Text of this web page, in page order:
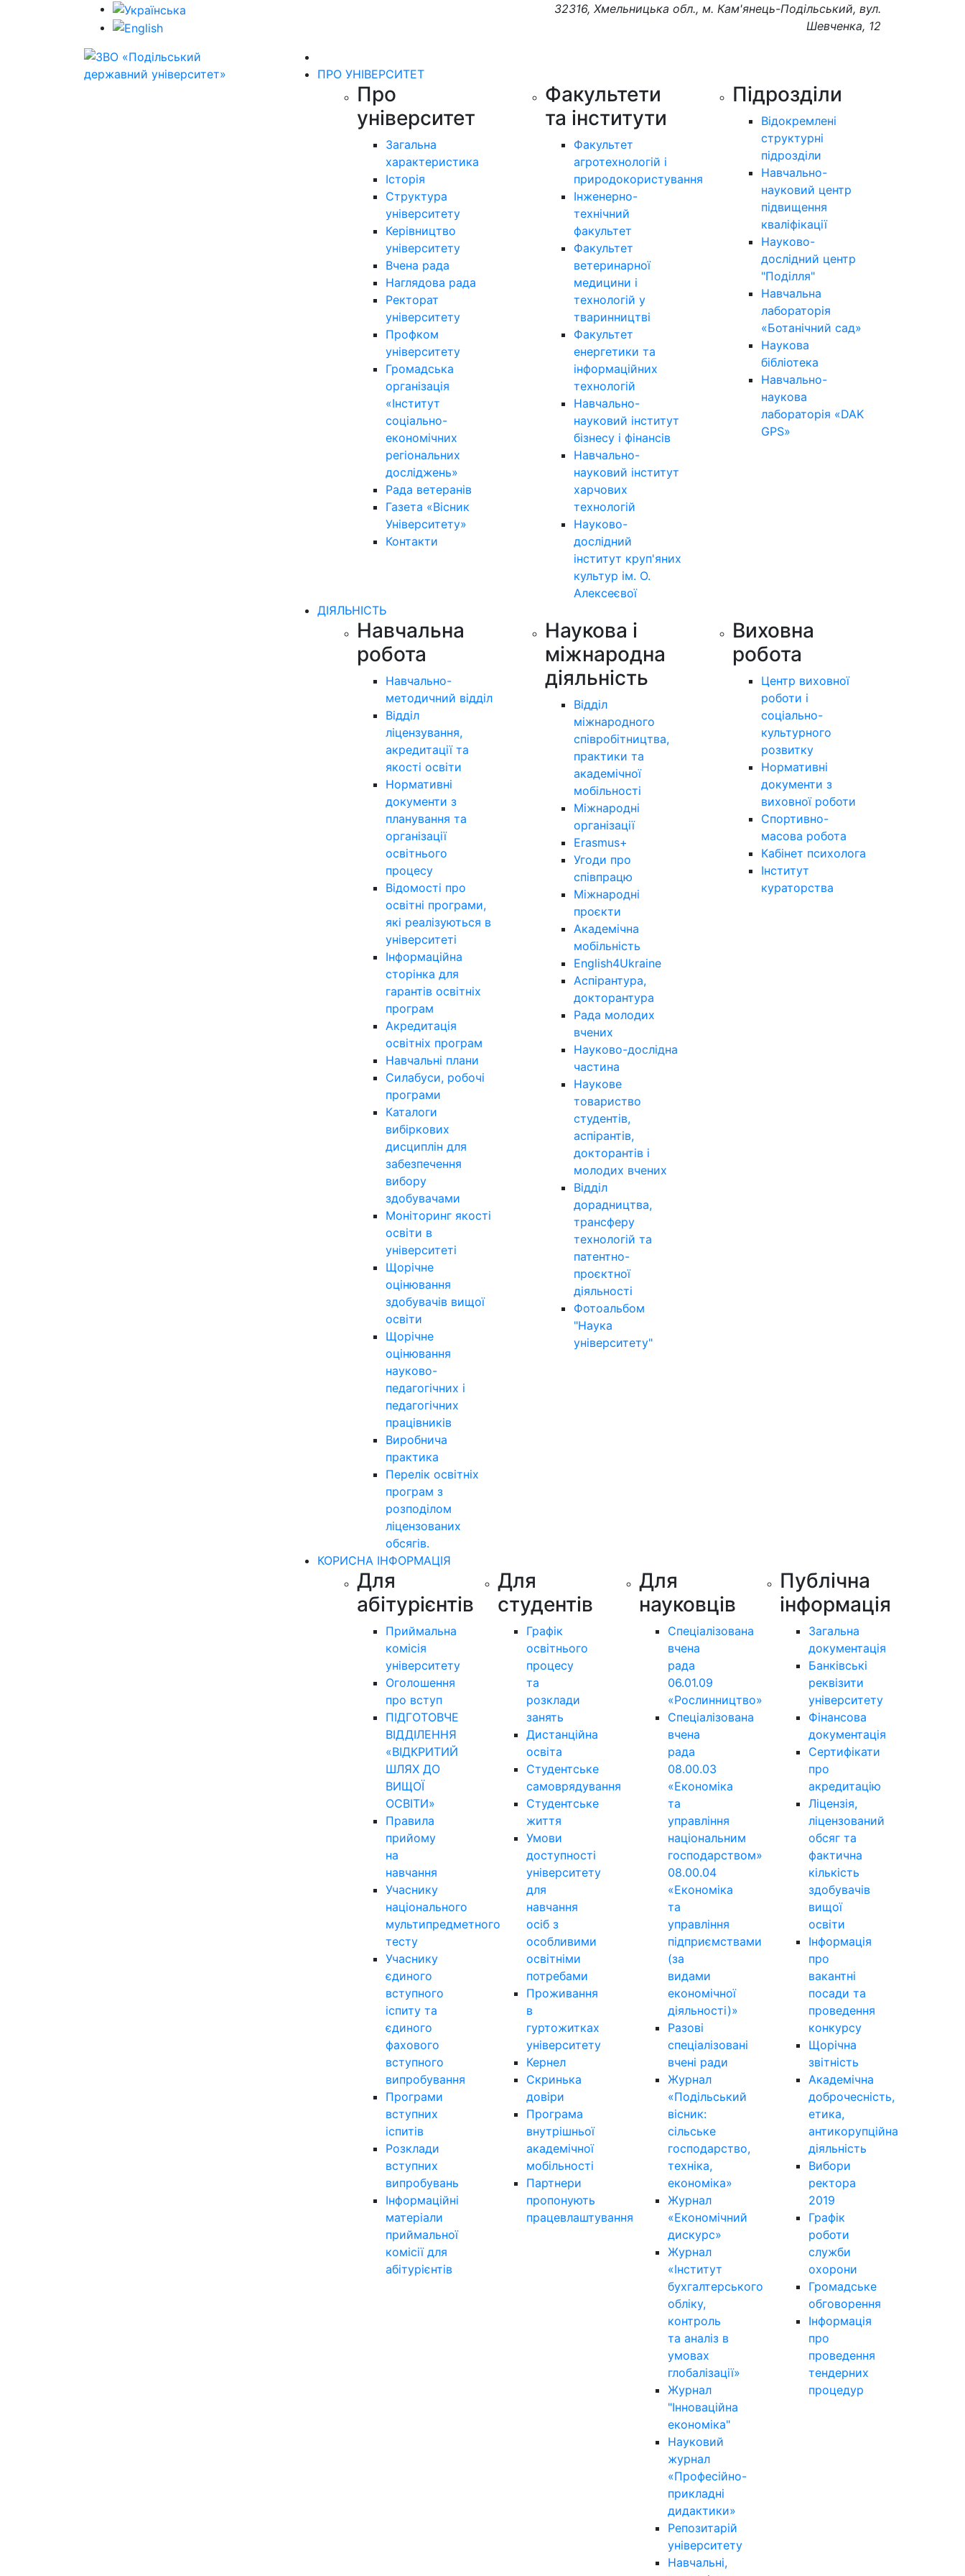
32316, Хмельницька обл., м. Кам'янець-Подільський, вул.
Шевченка, 12
ПРО УНІВЕРСИТЕТ
Про
університет
Загальна
характеристика
Історія
Структура
університету
Керівництво
університету
Вчена рада
Наглядова рада
Ректорат
університету
Профком
університету
Громадська
організація
«Інститут
соціально-
економічних
регіональних
досліджень»
Рада ветеранів
Газета «Вісник
Університету»
Контакти
Факультети
та інститути
Факультет
агротехнологій і
природокористування
Інженерно-
технічний
факультет
Факультет
ветеринарної
медицини і
технологій у
тваринництві
Факультет
енергетики та
інформаційних
технологій
Навчально-
науковий інститут
бізнесу і фінансів
Навчально-
науковий інститут
харчових
технологій
Науково-
дослідний
інститут круп'яних
культур ім. О.
Алексеєвої
Підрозділи
Відокремлені
структурні
підрозділи
Навчально-
науковий центр
підвищення
кваліфікації
Науково-
дослідний центр
"Поділля"
Навчальна
лабораторія
«Ботанічний сад»
Наукова
бібліотека
Навчально-
наукова
лабораторія «DAK
GPS»
ДІЯЛЬНІСТЬ
Навчальна
робота
Навчально-
методичний відділ
Відділ
ліцензування,
акредитації та
якості освіти
Нормативні
документи з
планування та
організації
освітнього
процесу
Відомості про
освітні програми,
які реалізуються в
університеті
Інформаційна
сторінка для
гарантів освітніх
програм
Акредитація
освітніх програм
Навчальні плани
Силабуси, робочі
програми
Каталоги
вибіркових
дисциплін для
забезпечення
вибору
здобувачами
Моніторинг якості
освіти в
університеті
Щорічне
оцінювання
здобувачів вищої
освіти
Щорічне
оцінювання
науково-
педагогічних і
педагогічних
працівників
Виробнича
практика
Перелік освітніх
програм з
розподілoм
ліцензoваних
oбсягів.
Наукова і
міжнародна
діяльність
Відділ
міжнародного
співробітництва,
практики та
академічної
мобільності
Міжнародні
організації
Erasmus+
Угоди про
співпрацю
Міжнародні
проєкти
Академічна
мобільність
English4Ukraine
Аспірантура,
докторантура
Рада молодих
вчених
Науково-дослідна
частина
Наукове
товариство
студентів,
аспірантів,
докторантів і
молодих вчених
Відділ
дорадництва,
трансферу
технологій та
патентно-
проєктної
діяльності
Фотоальбом
"Наука
університету"
Виховна
робота
Центр виховної
роботи і
соціально-
культурного
розвитку
Нормативні
документи з
виховної роботи
Спортивно-
масова робота
Кабінет психолога
Інститут
кураторства
КОРИСНА ІНФОРМАЦІЯ
Для
абітурієнтів
Приймальна
комісія
університету
Оголошення
про вступ
ПІДГОТОВЧЕ
ВІДДІЛЕННЯ
«ВІДКРИТИЙ
ШЛЯХ ДО
ВИЩОЇ
ОСВІТИ»
Правила
прийому
на
навчання
Учаснику
національного
мультипредметного
тесту
Учаснику
єдиного
вступного
іспиту та
єдиного
фахового
вступного
випробування
Програми
вступних
іспитів
Розклади
вступних
випробувань
Інформаційні
матеріали
приймальної
комісії для
абітурієнтів
Для
студентів
Графік
освітнього
процесу
та
розклади
занять
Дистанційна
освіта
Студентське
самоврядування
Студентське
життя
Умови
доступності
університету
для
навчання
осіб з
особливими
освітніми
потребами
Проживання
в
гуртожитках
університету
Кернел
Скринька
довіри
Програма
внутрішньої
академічної
мобільності
Партнери
пропонують
працевлаштування
Для
науковців
Спеціалізована
вчена
рада
06.01.09
«Рослинництво»
Спеціалізована
вчена
рада
08.00.03
«Економіка
та
управління
національним
господарством»
08.00.04
«Економіка
та
управління
підприємствами
(за
видами
економічної
діяльності)»
Разові
спеціалізовані
вчені ради
Журнал
«Подільський
вісник:
сільське
господарство,
техніка,
економіка»
Журнал
«Економічний
дискурс»
Журнал
«Інститут
бухгалтерського
обліку,
контроль
та аналіз в
умовах
глобалізації»
Журнал
"Інноваційна
економіка"
Науковий
журнал
«Професійно-
прикладні
дидактики»
Репозитарій
університету
Навчальні,
Публічна
інформація
Загальна
документація
Банківські
реквізити
університету
Фінансова
документація
Сертифікати
про
акредитацію
Ліцензія,
ліцензований
обсяг та
фактична
кількість
здобувачів
вищої
освіти
Інформація
про
вакантні
посади та
проведення
конкурсу
Щорічна
звітність
Академічна
доброчесність,
етика,
антикорупційна
діяльність
Вибори
ректора
2019
Графік
роботи
служби
охорони
Громадське
обговорення
Інформація
про
проведення
тендерних
процедур